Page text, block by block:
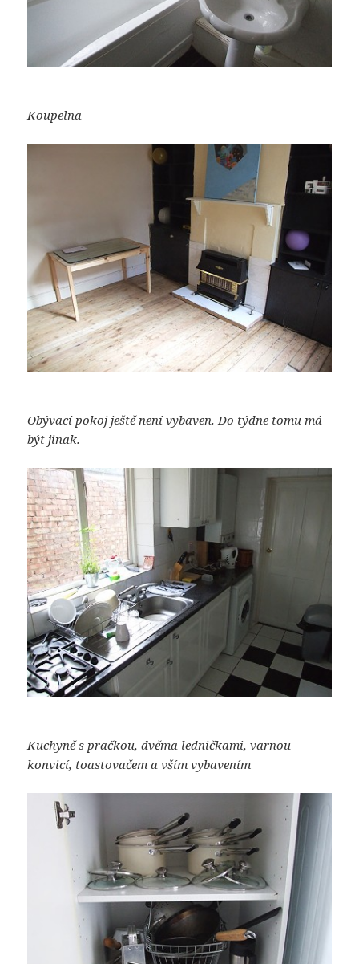
Koupelna
Obývací pokoj ještě není vybaven. Do týdne tomu má
být jinak.
Kuchyně s pračkou, dvěma ledničkami, varnou
konvicí, toastovačem a vším vybavením